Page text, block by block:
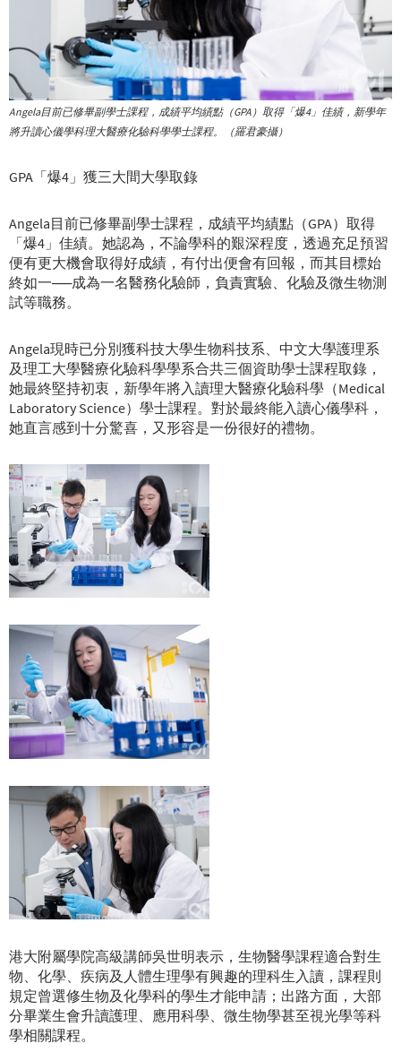
Angela目前已修畢副學士課程，成績平均績點（GPA）取得「爆4」佳績，新學年
將升讀心儀學科理大醫療化驗科學學士課程。（羅君豪攝）
GPA「爆4」獲三大間大學取錄
Angela目前已修畢副學士課程，成績平均績點（GPA）取得
「爆4」佳績。她認為，不論學科的艱深程度，透過充足預習
便有更大機會取得好成績，有付出便會有回報，而其目標始
終如一──成為一名醫務化驗師，負責實驗、化驗及微生物測
試等職務。
Angela現時已分別獲科技大學生物科技系、中文大學護理系
及理工大學醫療化驗科學學系合共三個資助學士課程取錄，
她最終堅持初衷，新學年將入讀理大醫療化驗科學（Medical
Laboratory Science）學士課程。對於最終能入讀心儀學科，
她直言感到十分驚喜，又形容是一份很好的禮物。
港大附屬學院高級講師吳世明表示，生物醫學課程適合對生
物、化學、疾病及人體生理學有興趣的理科生入讀，課程則
規定曾選修生物及化學科的學生才能申請；出路方面，大部
分畢業生會升讀護理、應用科學、微生物學甚至視光學等科
學相關課程。